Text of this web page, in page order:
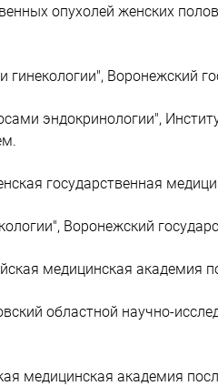
опухолей женских
Воронежский
эндокринологии",
государственная
Воронежский
медицинская академия
областной научно-
медицинская академия